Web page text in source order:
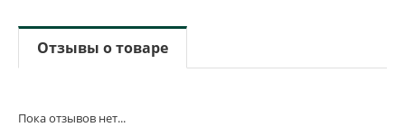
Отзывы о товаре
Пока отзывов нет...